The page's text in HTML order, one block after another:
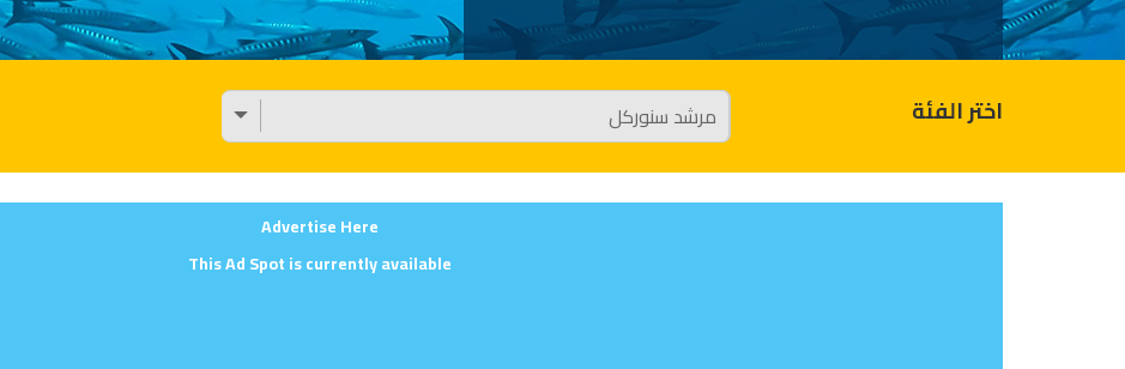
اختر الفئة
Advertise Here
This Ad Spot is currently available